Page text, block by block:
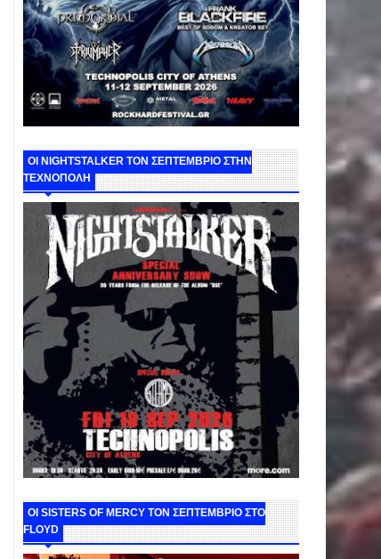
ΟΙ NIGHTSTALKER ΤΟΝ ΣΕΠΤΕΜΒΡΙΟ ΣΤΗΝ
ΤΕΧΝΟΠΟΛΗ
ΟΙ SISTERS OF MERCY ΤΟΝ ΣΕΠΤΕΜΒΡΙΟ ΣΤΟ
FLOYD